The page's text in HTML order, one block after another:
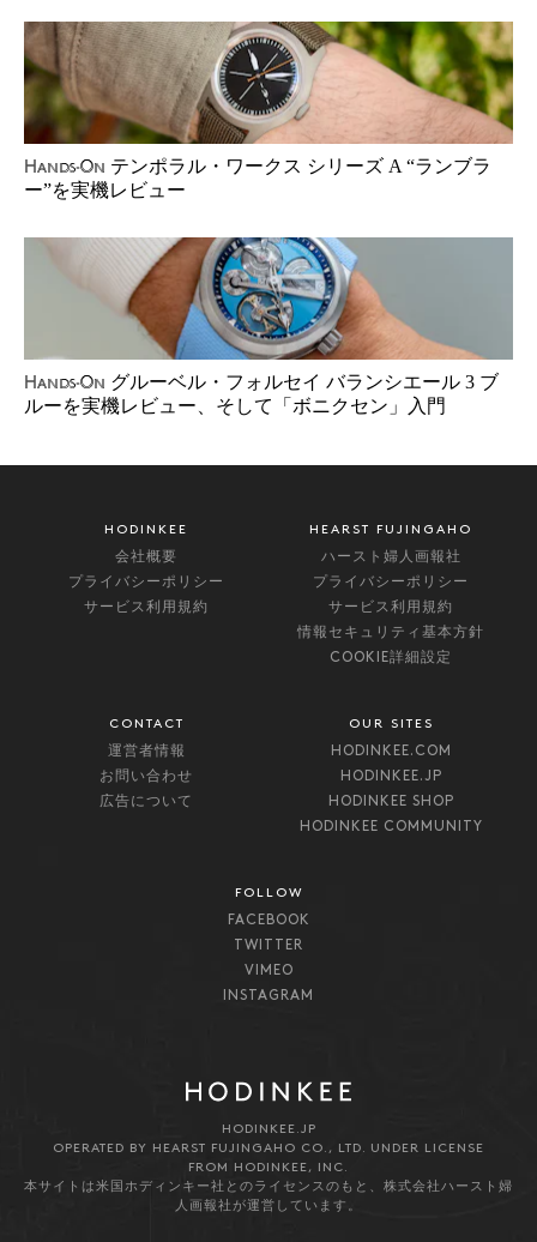
Hands-On テンポラル・ワークス シリーズ A “ランブラ
ー”を実機レビュー
Hands-On グルーベル・フォルセイ バランシエール 3 ブ
ルーを実機レビュー、そして「ボニクセン」入門
HODINKEE
会社概要
プライバシーポリシー
サービス利用規約
HEARST FUJINGAHO
ハースト婦人画報社
プライバシーポリシー
サービス利用規約
情報セキュリティ基本方針
COOKIE詳細設定
CONTACT
運営者情報
お問い合わせ
広告について
OUR SITES
HODINKEE.COM
HODINKEE.JP
HODINKEE SHOP
HODINKEE COMMUNITY
FOLLOW
FACEBOOK
TWITTER
VIMEO
INSTAGRAM
HODINKEE.JP
OPERATED BY HEARST FUJINGAHO CO., LTD. UNDER LICENSE
FROM HODINKEE, INC.
本サイトは米国ホディンキー社とのライセンスのもと、株式会社ハースト婦
人画報社が運営しています。